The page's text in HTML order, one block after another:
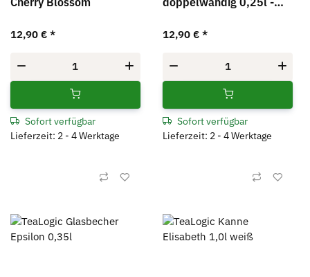
12,90 € *
Sofort verfügbar
Lieferzeit: 2 - 4 Werktage
12,90 €*
Sofort verfügbar
Lieferzeit: 2 - 4 Werktage